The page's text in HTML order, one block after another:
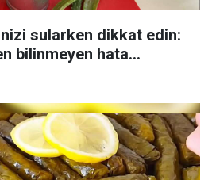
sularken dikkat edin:
bilinmeyen hata...